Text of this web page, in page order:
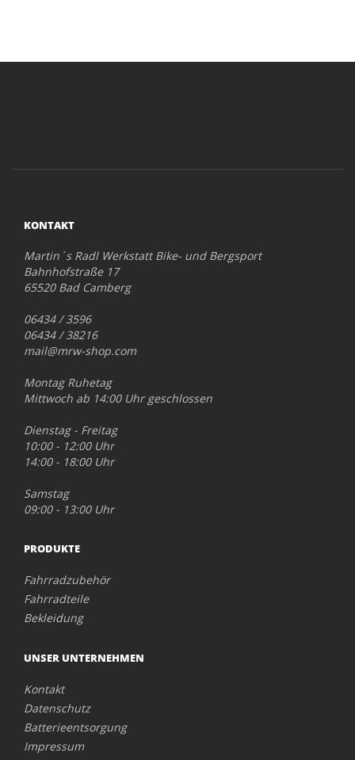
KONTAKT
Martin´s Radl Werkstatt Bike- und Bergsport
Bahnhofstraße 17
65520 Bad Camberg
06434 / 3596
06434 / 38216
mail@mrw-shop.com
Montag Ruhetag
Mittwoch ab 14:00 Uhr geschlossen
Dienstag - Freitag
10:00 - 12:00 Uhr
14:00 - 18:00 Uhr
Samstag
09:00 - 13:00 Uhr
PRODUKTE
Fahrradzubehör
Fahrradteile
Bekleidung
UNSER UNTERNEHMEN
Kontakt
Datenschutz
Batterieentsorgung
Impressum